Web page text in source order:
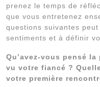
prenez le temps de
que vous entretenez
questions suivantes
sentiments et à définir
Qu’avez-vous pensé
vu votre fiancé ?
votre première